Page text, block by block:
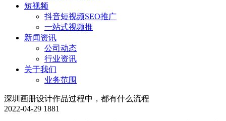
短视频
抖音短视频SEO推广
一站式视频推
新闻资讯
公司动态
行业资讯
关于我们
业务范围
深圳画册设计作品过程中，都有什么流程
2022-04-29 1881